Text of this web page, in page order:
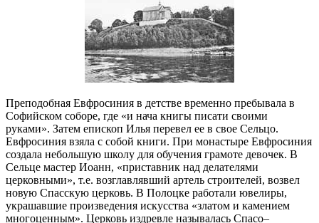
Преподобная Евфросиния в детстве временно пребывала в
Софийском соборе, где «и нача книгы писати своими
руками». Затем епископ Илья перевел ее в свое Сельцо.
Евфросиния взяла с собой книги. При монастыре Евфросиния
создала небольшую школу для обучения грамоте девочек. В
Сельце мастер Иоанн, «приставник над делателями
церковными», т.е. возглавлявший артель строителей, возвел
новую Спасскую церковь. В Полоцке работали ювелиры,
украшавшие произведения искусства «златом и камением
многоценным». Церковь издревле называлась Спасо–